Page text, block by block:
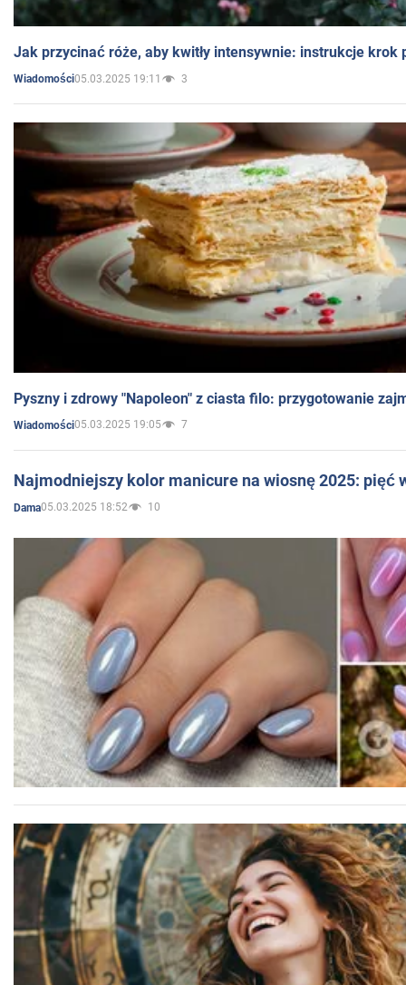
Jak przycinać róże, aby kwitły intensywnie: instrukcje krok
Wiadomości05.03.2025 19:11 3
Pyszny i zdrowy "Napoleon" z ciasta filo: przygotowanie
Wiadomości05.03.2025 19:05 7
Najmodniejszy kolor manicure na wiosnę 2025: pięć
Dama05.03.2025 18:52 10